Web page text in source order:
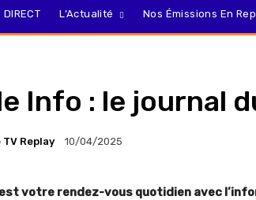
DIRECT L’Actualité Nos Émissions En
Info : le journal
TV Replay 10/04/2025
votre rendez-vous quotidien avec